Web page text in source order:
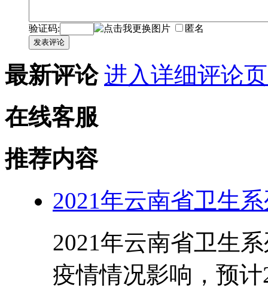
验证码: 匿名
发表评论
最新评论 进入详细评论
在线客服
推荐内容
2021年云南省卫生
2021年云南省卫生
疫情情况影响，预